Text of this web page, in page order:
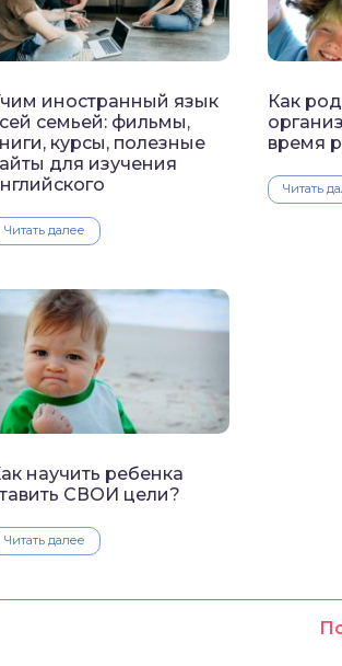
иностранный язык
семьей: фильмы,
курсы, полезные
для изучения
Читать далее
Как
время
Читать
научить ребенка
СВОИ цели?
Читать далее